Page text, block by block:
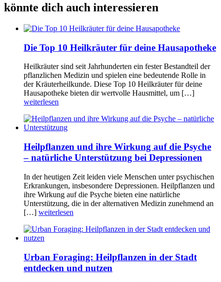
könnte dich auch interessieren
Die Top 10 Heilkräuter für deine Hausapotheke
Heilkräuter sind seit Jahrhunderten ein fester Bestandteil der
pflanzlichen Medizin und spielen eine bedeutende Rolle in
der Kräuterheilkunde. Diese Top 10 Heilkräuter für deine
Hausapotheke bieten dir wertvolle Hausmittel, um […]
weiterlesen
Heilpflanzen und ihre Wirkung auf die Psyche
– natürliche Unterstützung bei Depressionen
In der heutigen Zeit leiden viele Menschen unter psychischen
Erkrankungen, insbesondere Depressionen. Heilpflanzen und
ihre Wirkung auf die Psyche bieten eine natürliche
Unterstützung, die in der alternativen Medizin zunehmend an
[…] weiterlesen
Urban Foraging: Heilpflanzen in der Stadt
entdecken und nutzen